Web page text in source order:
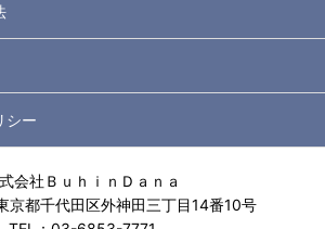
シー
会社ＢｕｈｉｎＤａｎａ
京都千代田区外神田三丁目14番10号